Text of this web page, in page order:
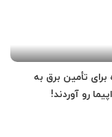
برای تأمین برق به
رو آوردند!